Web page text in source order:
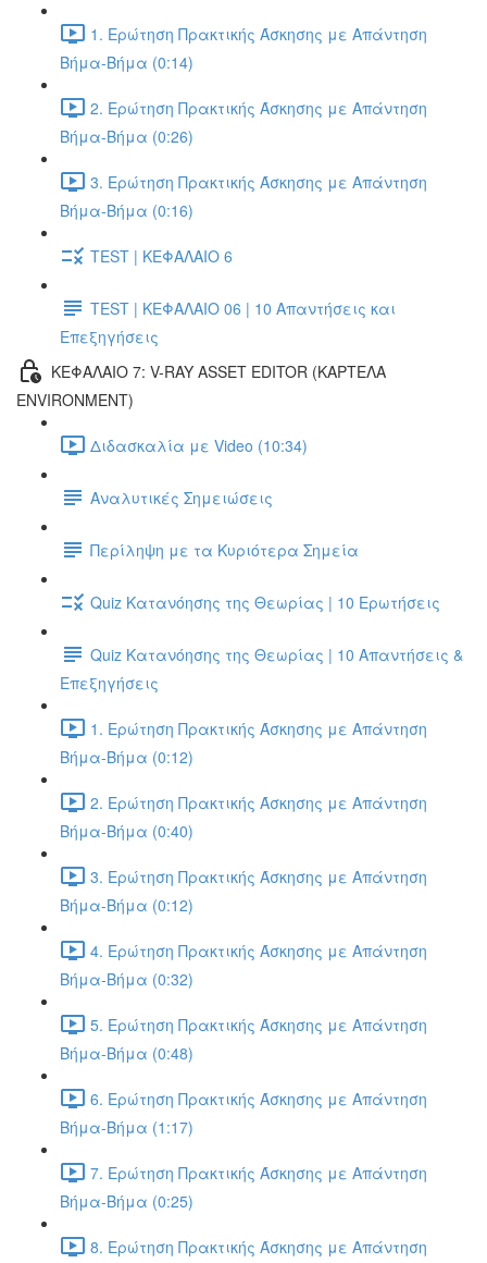
1. Ερώτηση Πρακτικής Άσκησης με Απάντηση
Βήμα-Βήμα (0:14)
2. Ερώτηση Πρακτικής Άσκησης με Απάντηση
Βήμα-Βήμα (0:26)
3. Ερώτηση Πρακτικής Άσκησης με Απάντηση
Βήμα-Βήμα (0:16)
TEST | ΚΕΦΑΛΑΙΟ 6
TEST | ΚΕΦΑΛΑΙΟ 06 | 10 Απαντήσεις και
Επεξηγήσεις
ΚΕΦΑΛΑΙΟ 7: V-RAY ASSET EDITOR (ΚΑΡΤΕΛΑ
ENVIRONMENT)
Διδασκαλία με Video (10:34)
Αναλυτικές Σημειώσεις
Περίληψη με τα Κυριότερα Σημεία
Quiz Κατανόησης της Θεωρίας | 10 Ερωτήσεις
Quiz Κατανόησης της Θεωρίας | 10 Απαντήσεις &
Επεξηγήσεις
1. Ερώτηση Πρακτικής Άσκησης με Απάντηση
Βήμα-Βήμα (0:12)
2. Ερώτηση Πρακτικής Άσκησης με Απάντηση
Βήμα-Βήμα (0:40)
3. Ερώτηση Πρακτικής Άσκησης με Απάντηση
Βήμα-Βήμα (0:12)
4. Ερώτηση Πρακτικής Άσκησης με Απάντηση
Βήμα-Βήμα (0:32)
5. Ερώτηση Πρακτικής Άσκησης με Απάντηση
Βήμα-Βήμα (0:48)
6. Ερώτηση Πρακτικής Άσκησης με Απάντηση
Βήμα-Βήμα (1:17)
7. Ερώτηση Πρακτικής Άσκησης με Απάντηση
Βήμα-Βήμα (0:25)
8. Ερώτηση Πρακτικής Άσκησης με Απάντηση